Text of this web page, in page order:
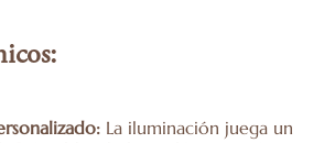
La iluminación juega un